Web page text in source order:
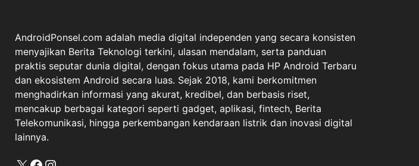
AndroidPonsel.com adalah media digital independen yang secara konsisten
menyajikan Berita Teknologi terkini, ulasan mendalam, serta panduan
praktis seputar dunia digital, dengan fokus utama pada HP Android Terbaru
dan ekosistem Android secara luas. Sejak 2018, kami berkomitmen
menghadirkan informasi yang akurat, kredibel, dan berbasis riset,
mencakup berbagai kategori seperti gadget, aplikasi, fintech, Berita
Telekomunikasi, hingga perkembangan kendaraan listrik dan inovasi digital
lainnya.